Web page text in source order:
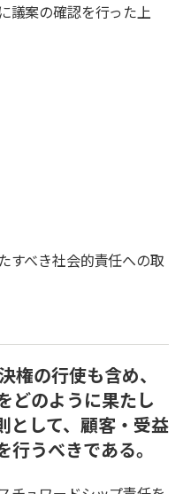
議案の確認を行った上
すべき社会的責任への取
権の行使も含め、
どのように果たし
として、顧客・受益
うべきである。